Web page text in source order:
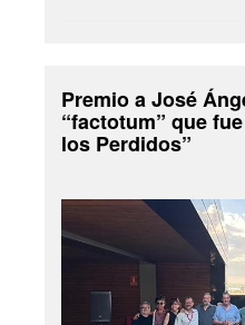
Premio a José
“factotum” que
los Perdidos”